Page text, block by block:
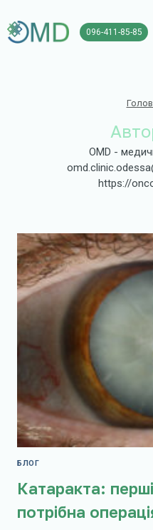
до
вмісту
096-411-85-85
OMD -
https://
БЛОГ
Катаракта:
потрібна